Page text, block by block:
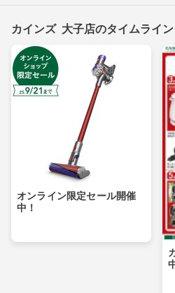
カインズ 大子店のタイムライン
オンライン限定セール開催
中！